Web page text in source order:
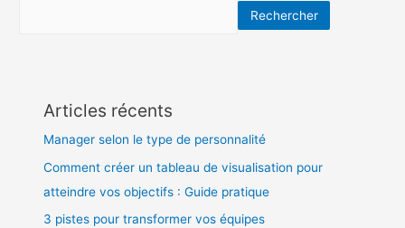
Rechercher
Articles récents
Manager selon le type de personnalité
Comment créer un tableau de visualisation pour
atteindre vos objectifs : Guide pratique
3 pistes pour transformer vos équipes